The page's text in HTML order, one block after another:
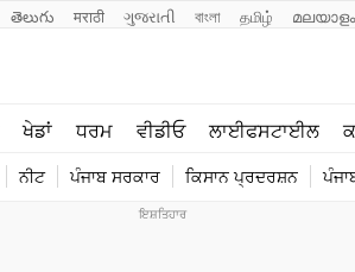
తెలుగు मराठी ગુજરાતી বাংলা தமிழ் മലയാളം
ਖੇਡਾਂ ਧਰਮ ਵੀਡੀਓ ਲਾਈਫਸਟਾਈਲ
ਨੀਟ ਪੰਜਾਬ ਸਰਕਾਰ ਕਿਸਾਨ ਪ੍ਰਦਰਸ਼ਨ
ਪੰਜਾਬ